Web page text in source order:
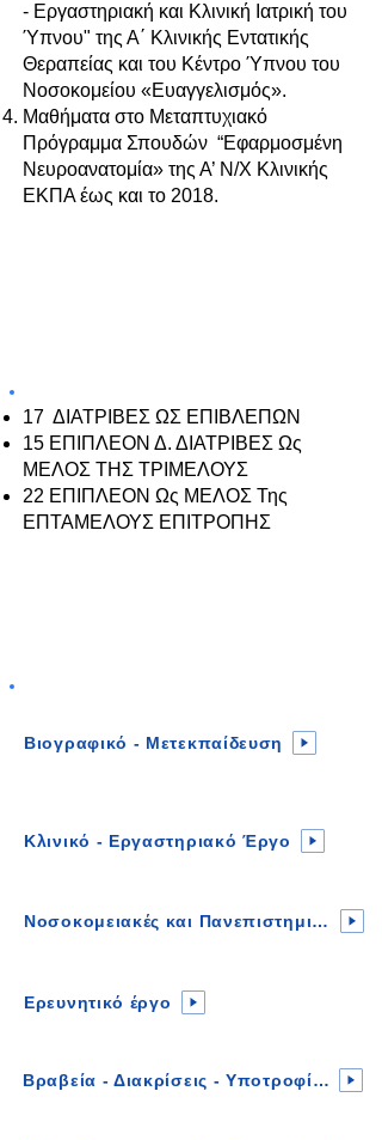
- Εργαστηριακή και Κλινική Ιατρική του
Ύπνου" της Α΄ Κλινικής Εντατικής
Θεραπείας και του Κέντρο Ύπνου του
Νοσοκομείου «Ευαγγελισμός».
Μαθήματα στο Μεταπτυχιακό
Πρόγραμμα Σπουδών “Εφαρμοσμένη
Νευροανατομία» της Α’ Ν/Χ Κλινικής
ΕΚΠΑ έως και το 2018.
17 ΔΙΑΤΡΙΒΕΣ ΩΣ ΕΠΙΒΛΕΠΩΝ
15 ΕΠΙΠΛΕΟΝ Δ. ΔΙΑΤΡΙΒΕΣ Ως
ΜΕΛΟΣ ΤΗΣ ΤΡΙΜΕΛΟΥΣ
22 ΕΠΙΠΛΕΟΝ Ως ΜΕΛΟΣ Της
ΕΠΤΑΜΕΛΟΥΣ ΕΠΙΤΡΟΠΗΣ
Βιογραφικό - Μετεκπαίδευση
Κλινικό - Εργαστηριακό Έργο
Νοσοκομειακές και Πανεπιστημιακές Θέσεις
Ερευνητικό έργο
Βραβεία - Διακρίσεις - Υποτροφίες